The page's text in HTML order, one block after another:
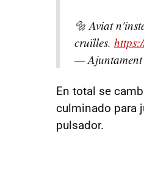
🔩 Aviat
cruïlles.
—
En total se
culminado para
pulsador.